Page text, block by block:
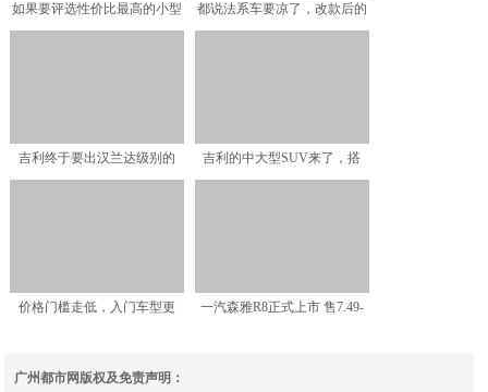
如果要评选性价比最高的小型
都说法系车要凉了，改款后的
吉利终于要出汉兰达级别的
吉利的中大型SUV来了，搭
价格门槛走低，入门车型更
一汽森雅R8正式上市 售7.49-
广州都市网版权及免责声明：